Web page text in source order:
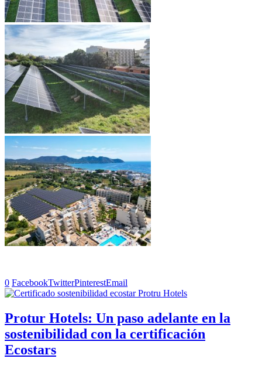
0 FacebookTwitterPinterestEmail
Protur Hotels: Un paso adelante en la
sostenibilidad con la certificación
Ecostars